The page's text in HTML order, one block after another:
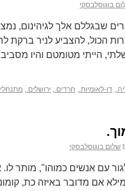
בוגוסלבסקי
שבגללם אלך לגיהינום,
למרות הכול, להצביע לניר
הייתי מטומטם והיו
, דו-לאומיות., חרדים., ירושלים.,
שלום בוגוסלבסקי
עם אנשים כמוהו", מותר
אם מדובר באיזה כת,